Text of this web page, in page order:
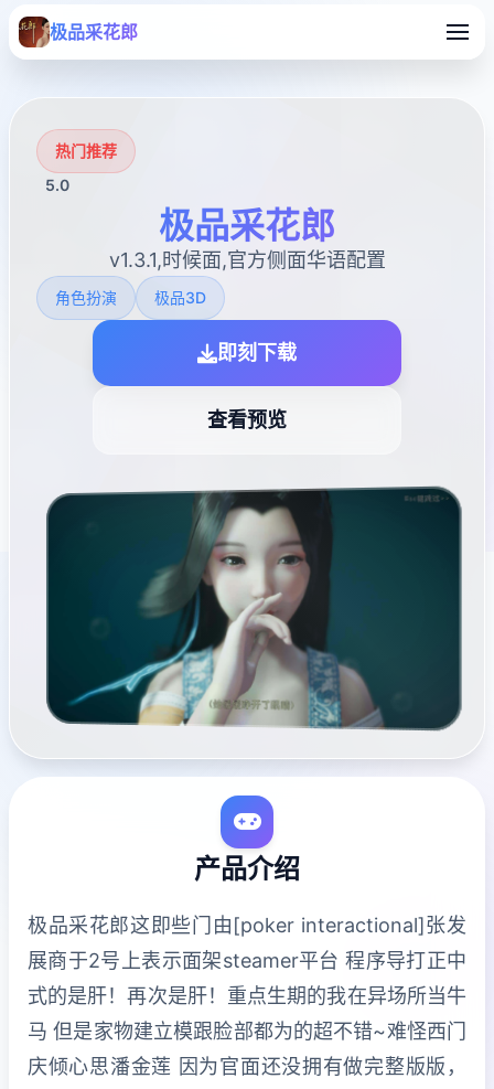
极品采花郎
热门推荐
5.0
极品采花郎
v1.3.1,时候面,官方侧面华语配置
角色扮演 极品3D
即刻下载
查看预览
产品介绍
极品采花郎这即些门由[poker interactional]张发
展商于2号上表示面架steamer平台 程序导打正中
式的是肝！再次是肝！重点生期的我在异场所当牛
马 但是家物建立模跟脸部都为的超不错~难怪西门
庆倾心思潘金莲 因为官面还没拥有做完整版版，